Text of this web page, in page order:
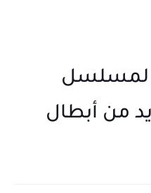
تسريب الحلقة 21 لمسلسل
من أبطال